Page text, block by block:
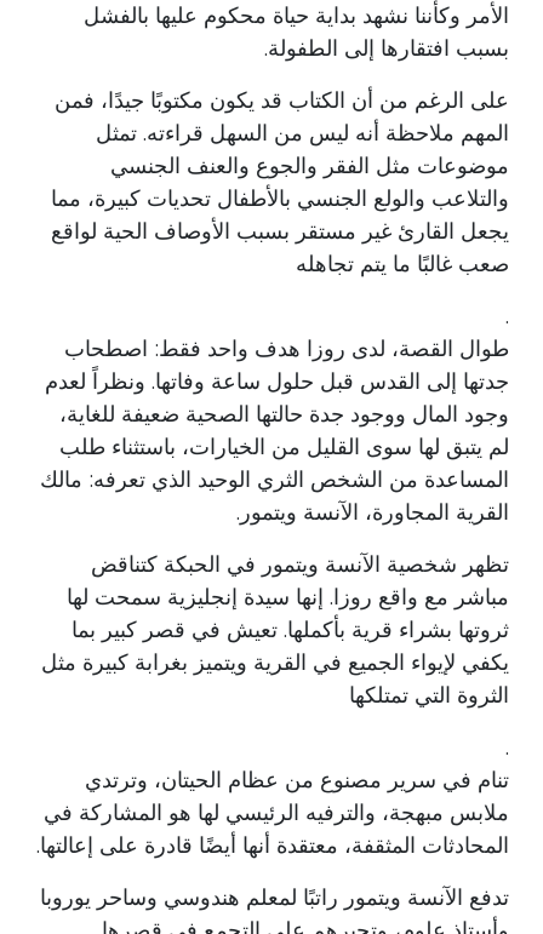
الأمر وكأننا نشهد بداية حياة محكوم عليها بالفشل
بسبب افتقارها إلى الطفولة.
على الرغم من أن الكتاب قد يكون مكتوبًا جيدًا، فمن
المهم ملاحظة أنه ليس من السهل قراءته. تمثل
موضوعات مثل الفقر والجوع والعنف الجنسي
والتلاعب والولع الجنسي بالأطفال تحديات كبيرة، مما
يجعل القارئ غير مستقر بسبب الأوصاف الحية لواقع
صعب غالبًا ما يتم تجاهله
.
طوال القصة، لدى روزا هدف واحد فقط: اصطحاب
جدتها إلى القدس قبل حلول ساعة وفاتها. ونظراً لعدم
وجود المال ووجود جدة حالتها الصحية ضعيفة للغاية،
لم يتبق لها سوى القليل من الخيارات، باستثناء طلب
المساعدة من الشخص الثري الوحيد الذي تعرفه: مالك
القرية المجاورة، الآنسة ويتمور.
تظهر شخصية الآنسة ويتمور في الحبكة كتناقض
مباشر مع واقع روزا. إنها سيدة إنجليزية سمحت لها
ثروتها بشراء قرية بأكملها. تعيش في قصر كبير بما
يكفي لإيواء الجميع في القرية ويتميز بغرابة كبيرة مثل
الثروة التي تمتلكها
.
تنام في سرير مصنوع من عظام الحيتان، وترتدي
ملابس مبهجة، والترفيه الرئيسي لها هو المشاركة في
المحادثات المثقفة، معتقدة أنها أيضًا قادرة على إعالتها.
تدفع الآنسة ويتمور راتبًا لمعلم هندوسي وساحر يوروبا